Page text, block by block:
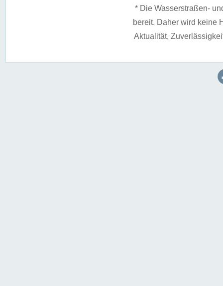
* Die Wasserstraßen-
bereit. Daher wird keine
Aktualität,